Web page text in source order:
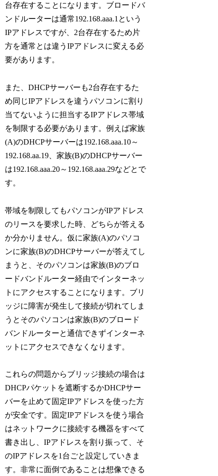
台存在することになります。ブロードバ
ンドルーターは通常192.168.aaa.1という
IPアドレスですが、2台存在するため片
方を通常とは違うIPアドレスに変える必
要があります。
また、DHCPサーバーも2台存在するた
め同じIPアドレスを違うパソコンに割り
当てないように担当するIPアドレス帯域
を制限する必要があります。例えば家族
(A)のDHCPサーバーは192.168.aaa.10～
192.168.aa.19、家族(B)のDHCPサーバー
は192.168.aaa.20～192.168.aaa.29などとで
す。
帯域を制限してもパソコンがIPアドレス
のリースを要求した時、どちらが答える
か分かりません。仮に家族(A)のパソコ
ンに家族(B)のDHCPサーバーが答えてし
まうと、そのパソコンは家族(B)のブロ
ードバンドルーター経由でインターネッ
トにアクセスすることになります。ブリ
ッジに障害が発生して接続が切れてしま
うとそのパソコンは家族(B)のブロード
バンドルーターと通信できずインターネ
ットにアクセスできなくなります。
これらの問題からブリッジ接続の場合は
DHCPパケットを遮断するかDHCPサー
バーを止めて固定IPアドレスを使った方
が安全です。固定IPアドレスを使う場合
はネットワークに接続する機器をすべて
書き出し、IPアドレスを割り振って、そ
のIPアドレスを1台ごと設定していきま
す。非常に面倒であることは想像できる